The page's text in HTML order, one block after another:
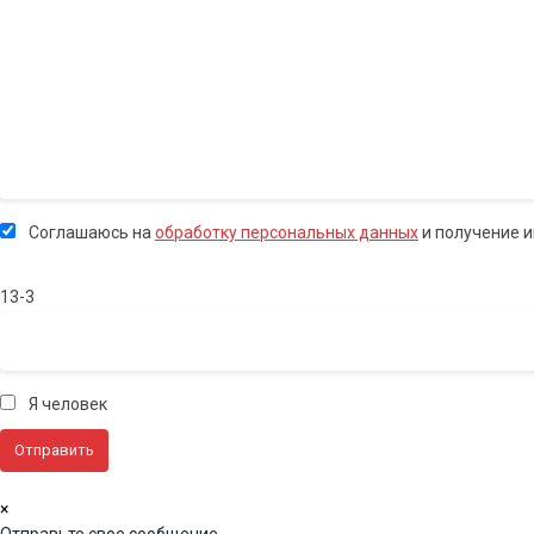
Соглашаюсь на обработку персональных данныхи получение
13-3
Я человек
×